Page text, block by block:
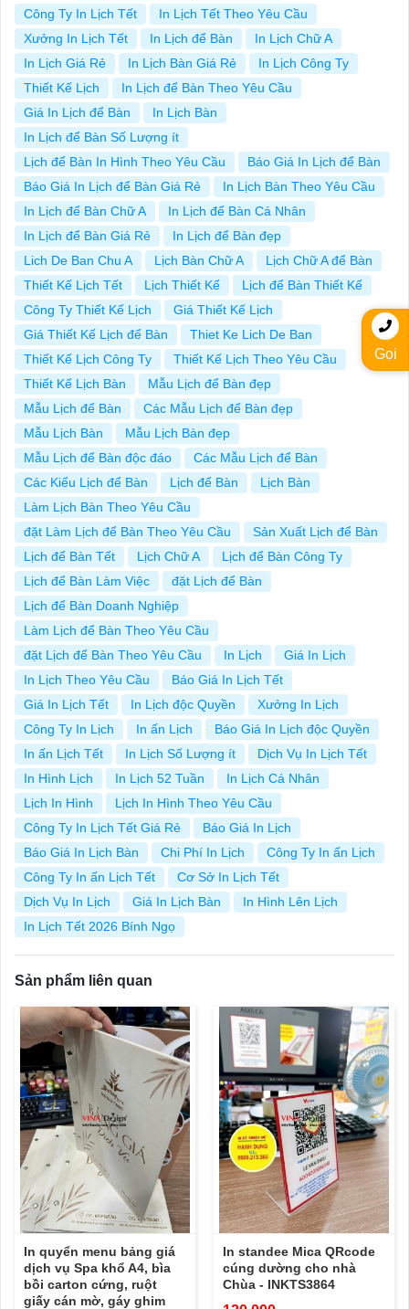
Công Ty In Lịch Tết
In Lịch Tết Theo Yêu Cầu
Xưởng In Lịch Tết
In Lịch để Bàn
In Lịch Chữ A
In Lịch Giá Rẻ
In Lịch Bàn Giá Rẻ
In Lịch Công Ty
Thiết Kế Lịch
In Lịch để Bàn Theo Yêu Cầu
Giá In Lịch để Bàn
In Lịch Bàn
In Lịch để Bàn Số Lượng ít
Lịch để Bàn In Hình Theo Yêu Cầu
Báo Giá In Lịch để Bàn
Báo Giá In Lịch để Bàn Giá Rẻ
In Lịch Bàn Theo Yêu Cầu
In Lịch để Bàn Chữ A
In Lịch để Bàn Cá Nhân
In Lịch để Bàn Giá Rẻ
In Lịch để Bàn đẹp
Lich De Ban Chu A
Lịch Bàn Chữ A
Lịch Chữ A để Bàn
Thiết Kế Lịch Tết
Lịch Thiết Kế
Lịch để Bàn Thiết Kế
Công Ty Thiết Kế Lịch
Giá Thiết Kế Lịch
Giá Thiết Kế Lịch để Bàn
Thiet Ke Lich De Ban
Thiết Kế Lịch Công Ty
Thiết Kế Lịch Theo Yêu Cầu
Thiết Kế Lịch Bàn
Mẫu Lịch để Bàn đẹp
Mẫu Lịch để Bàn
Các Mẫu Lịch để Bàn đẹp
Mẫu Lịch Bàn
Mẫu Lịch Bàn đẹp
Mẫu Lịch để Bàn độc đáo
Các Mẫu Lịch để Bàn
Các Kiểu Lịch để Bàn
Lịch để Bàn
Lịch Bàn
Làm Lịch Bàn Theo Yêu Cầu
đặt Làm Lịch để Bàn Theo Yêu Cầu
Sản Xuất Lịch để Bàn
Lịch để Bàn Tết
Lịch Chữ A
Lịch để Bàn Công Ty
Lịch để Bàn Làm Việc
đặt Lịch để Bàn
Lịch để Bàn Doanh Nghiệp
Làm Lịch để Bàn Theo Yêu Cầu
đặt Lịch để Bàn Theo Yêu Cầu
In Lịch
Giá In Lịch
In Lịch Theo Yêu Cầu
Báo Giá In Lịch Tết
Giá In Lịch Tết
In Lịch độc Quyền
Xưởng In Lịch
Công Ty In Lịch
In ấn Lịch
Báo Giá In Lịch độc Quyền
In ấn Lịch Tết
In Lịch Số Lượng ít
Dịch Vụ In Lịch Tết
In Hình Lịch
In Lịch 52 Tuần
In Lịch Cá Nhân
Lịch In Hình
Lịch In Hình Theo Yêu Cầu
Công Ty In Lịch Tết Giá Rẻ
Báo Giá In Lịch
Báo Giá In Lịch Bàn
Chi Phí In Lịch
Công Ty In ấn Lịch
Công Ty In ấn Lịch Tết
Cơ Sở In Lịch Tết
Dịch Vụ In Lịch
Giá In Lịch Bàn
In Hình Lên Lịch
In Lịch Tết 2026 Bính Ngọ
Sản phẩm liên quan
In quyển menu bảng giá
dịch vụ Spa khổ A4, bìa
bồi carton cứng, ruột
giấy cán mờ, gáy ghim
In standee Mica QRcode
cúng dường cho nhà
Chùa - INKTS3864
Gọi